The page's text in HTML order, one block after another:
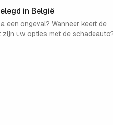
in België
een ongeval? Wanneer keert de
uw opties met de schadeauto?